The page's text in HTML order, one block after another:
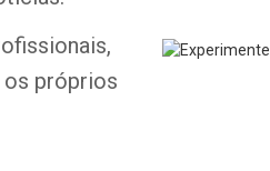
próprios